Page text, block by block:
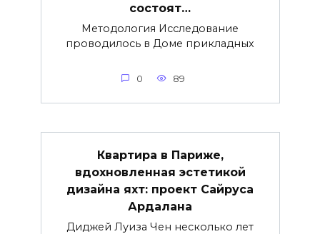
состоят…
Методология Исследование
проводилось в Доме прикладных
0 89
Квартира в Париже,
вдохновленная эстетикой
дизайна яхт: проект Сайруса
Ардалана
Диджей Луиза Чен несколько лет